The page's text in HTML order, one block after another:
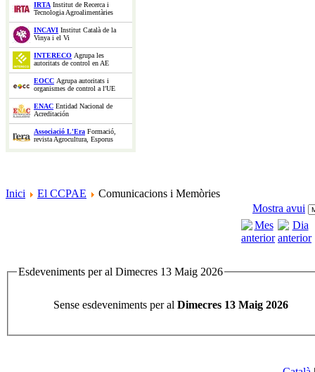
IRTA Institut de Recerca i
Tecnologia Agroalimentàries
INCAVI Institut Català de la
Vinya i el Vi
INTERECO Agrupa les
autoritats de control en AE
EOCC Agrupa autoritats i
organismes de control a l'UE
ENAC Entidad Nacional de
Acreditación
Associació L'Era Formació,
revista Agrocultura, Esporus
Inici El CCPAE
Comunicacions i Memòries
Mostra avui
Esdeveniments per al Dimecres 13 Maig 2026
Sense esdeveniments per al Dimecres 13 Maig 2026